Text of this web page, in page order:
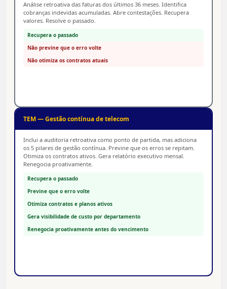
Análise retroativa das faturas dos últimos 36 meses. Identifica
cobranças indevidas acumuladas. Abre contestações. Recupera
valores. Resolve o passado.
Recupera o passado
Não previne que o erro volte
Não otimiza os contratos atuais
TEM — Gestão contínua de telecom
Inclui a auditoria retroativa como ponto de partida, mas adiciona
os 5 pilares de gestão contínua. Previne que os erros se repitam.
Otimiza os contratos ativos. Gera relatório executivo mensal.
Renegocia proativamente.
Recupera o passado
Previne que o erro volte
Otimiza contratos e planos ativos
Gera visibilidade de custo por departamento
Renegocia proativamente antes do vencimento